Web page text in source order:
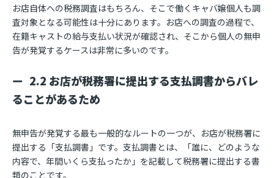
お店自体への税務調査はもちろん、そこで働くキャバ嬢個人も調
査対象となる可能性は十分にあります。お店への調査の過程で、
在籍キャストの給与支払い状況が確認され、そこから個人の無申
告が発覚するケースは非常に多いのです。
2.2 お店が税務署に提出する支払調書からバレ
ることがあるため
無申告が発覚する最も一般的なルートの一つが、お店が税務署に
提出する「支払調書」です。支払調書とは、「誰に、どのような
内容で、年間いくら支払ったか」を記載して税務署に提出する書
類のことです。